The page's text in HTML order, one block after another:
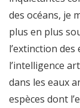
des océans, je
plus en plus
l’extinction des
l’intelligence
dans les eaux
espèces dont